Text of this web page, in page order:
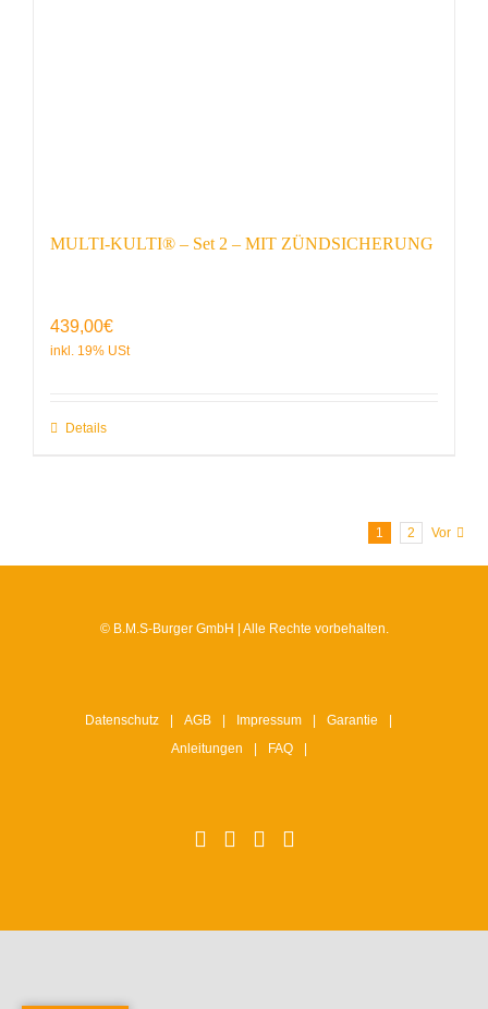
MULTI-KULTI® – Set 2 – MIT ZÜNDSICHERUNG
439,00€
Details
1 2 Vor
© B.M.S-Burger GmbH | Alle Rechte vorbehalten.
Datenschutz AGB Impressum
Garantie
Anleitungen
FAQ